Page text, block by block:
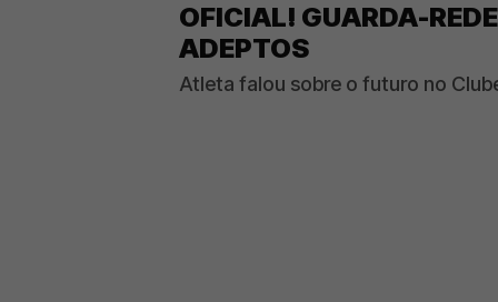
OFICIAL! GUARDA-
ADEPTOS
Atleta falou sobre o futuro no